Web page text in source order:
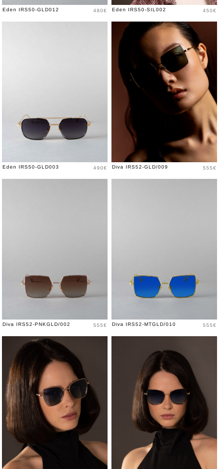
Eden IRS50-GLD012 Price
480€ Eden IRS50-SIL002 Price
450€
Eden IRS50-GLD003 Price
490€ Diva IRS52-GLD/009 Price
555€
Diva IRS52-PNKGLD/002 Price
555€ Diva IRS52-MTGLD/010 Price
555€